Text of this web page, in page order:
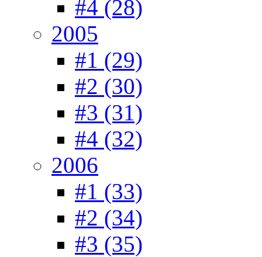
#4 (28)
2005
#1 (29)
#2 (30)
#3 (31)
#4 (32)
2006
#1 (33)
#2 (34)
#3 (35)